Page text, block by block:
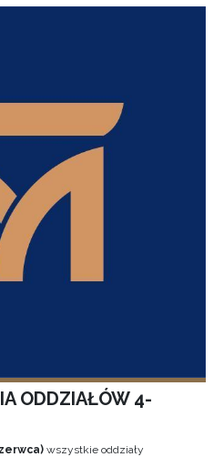
ODDZIAŁÓW 4-
wszystkie oddziały